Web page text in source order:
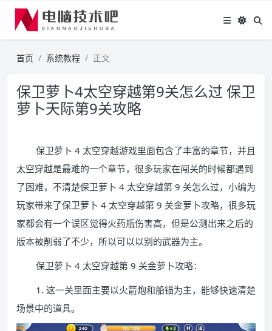
首页 系统教程 正文
保卫萝卜4太空穿越第9关怎么过 保卫
萝卜天际第9关攻略
保卫萝卜 4 太空穿越游戏里面包含了丰富的章节，并且
太空穿越是最难的一个章节，很多玩家在闯关的时候都遇到
了困难，不清楚保卫萝卜 4 太空穿越第 9 关怎么过，小编为
玩家带来了保卫萝卜 4 太空穿越第 9 关金萝卜攻略，很多玩
家都会有一个误区觉得火药瓶伤害高，但是公测出来之后的
版本被削弱了不少，所以可以以别的武器为主。
保卫萝卜 4 太空穿越第 9 关金萝卜攻略：
1. 这一关里面主要以火箭炮和船锚为主，能够快速清楚
场景中的道具。